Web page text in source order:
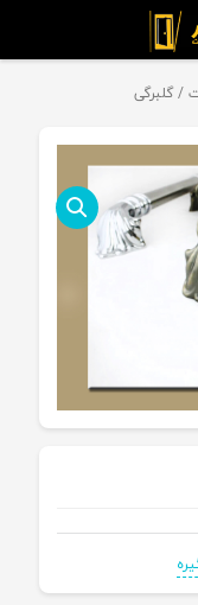
/ گلبرگی